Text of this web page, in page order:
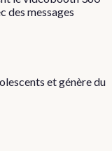
des messages
et génère du